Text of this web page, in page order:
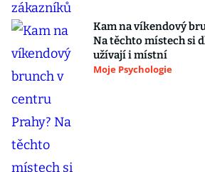
Kam na víkendový
Na těchto místech si
užívají i místní
Moje Psychologie